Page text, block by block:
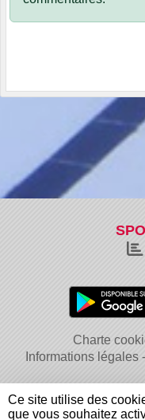
Charte
Informations légales
Ce site utilise des
que vous souhaitez